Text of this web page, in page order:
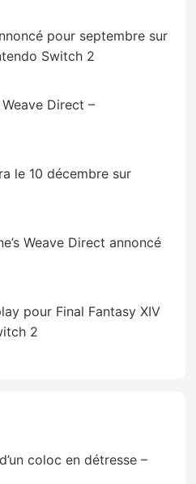
pour septembre sur
Switch 2
Weave Direct –
le 10 décembre sur
Weave Direct annoncé
pour Final Fantasy XIV
2
coloc en détresse –